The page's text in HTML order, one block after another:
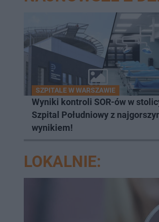
SZPITALE W WARSZAWIE
Wyniki kontroli SOR-ów w
Szpital Południowy z
wynikiem!
LOKALNIE: